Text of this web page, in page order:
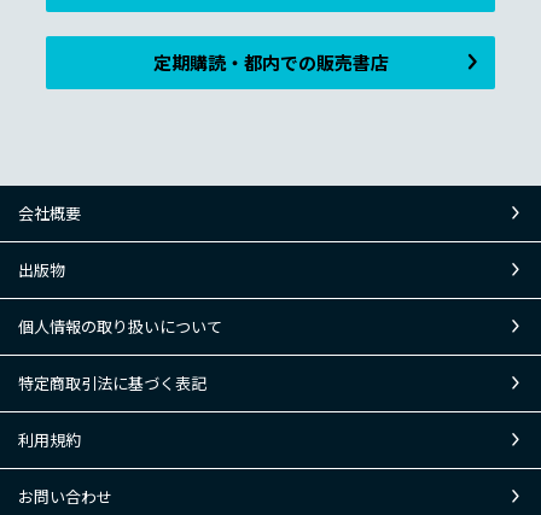
定期購読・都内での販売書店
会社概要
出版物
個人情報の取り扱いについて
特定商取引法に基づく表記
利用規約
お問い合わせ